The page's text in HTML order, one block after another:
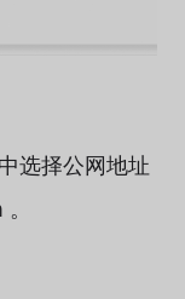
选择公网地址